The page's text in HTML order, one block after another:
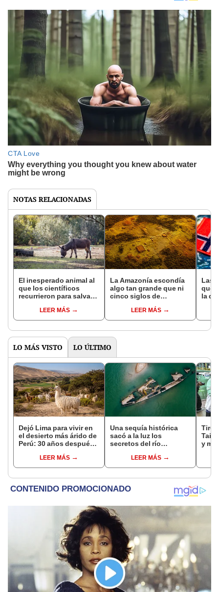
NOTAS RELACIONADAS
El inesperado animal al
que los científicos
recurrieron para salvar
reintroducción de un
asno salvaje está
en un paisaje con más
LEER MÁS
La Amazonía escondía
algo tan grande que ni
cinco siglos de
encontrarlo: el hallazgo
podría cambiar todo lo
pasado
LEER MÁS
Las
que
la de
LO MÁS VISTO LO ÚLTIMO
Dejó Lima para vivir en
el desierto más árido de
Perú: 30 años después,
creó un sorprendente
ecosistema
LEER MÁS
Una sequía histórica
sacó a la luz los
secretos del río
Segunda Guerra
Mundial, fósiles de
LEER MÁS
y